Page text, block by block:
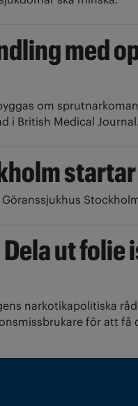
med
om
i British Medical Journal.
ut folie
narkotikapolitiska
för att få